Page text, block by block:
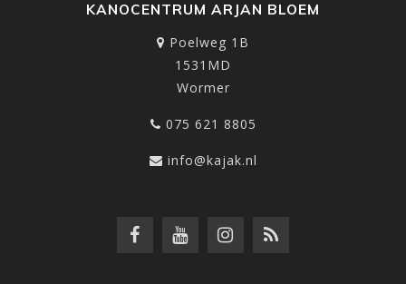
KANOCENTRUM ARJAN BLOEM
Poelweg 1B
1531MD
Wormer
075 621 8805
info@kajak.nl